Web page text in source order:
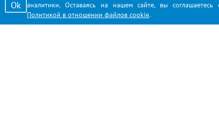
аналитики. Оставаясь на нашем сайте, вы соглашаетесь
Политикой в отношении файлов cookie.
Ok